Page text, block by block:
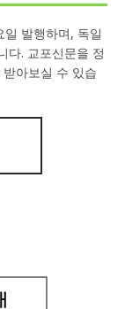
발행하며, 독일
다. 교포신문을 정
아보실 수 있습